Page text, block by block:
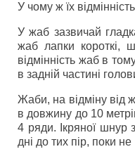
У чому ж їх
У жаб зазвичай
жаб лапки короткі,
відмінність жаб в
в задній частині
Жаби, на відміну від
в довжину до 10
4 ряди. Ікряної шнур
дні до тих пір, поки